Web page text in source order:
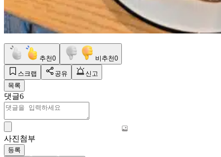
추천0 비추천0
스크랩 공유
신고
목록
댓글6
사진첨부
등록